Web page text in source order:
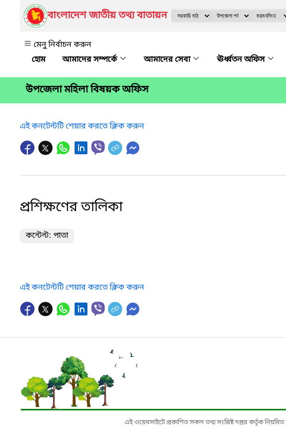
বাংলাদেশ জাতীয় তথ্য বাতায়ন
মেনু নির্বাচন করুন
আমাদের সম্পর্কে
আমাদের সেবা ঊর্ধ্বতন অফিস
উপজেলা মহিলা বিষয়ক অফিস
এই কনটেন্টটি শেয়ার করতে ক্লিক করুন
প্রশিক্ষণের তালিকা
কন্টেন্ট: পাতা
এই কনটেন্টটি শেয়ার করতে ক্লিক করুন
এই ওয়েবসাইটে প্রকাশিত সকল তথ্য সংশ্লিষ্ট দপ্তর কর্তৃক নিয়মিত